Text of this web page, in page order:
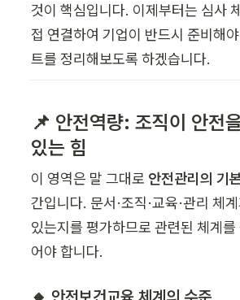
것이 핵심입니다. 이제부터는 심사
접 연결하여 기업이 반드시 준비해
트를 정리해보도록 하겠습니다.
📌 안전역량: 조직이 안전
있는 힘
이 영역은 말 그대로 안전관리의 기
간입니다. 문서·조직·교육·관리 체
있는지를 평가하므로 관련된 체계
어야 합니다.